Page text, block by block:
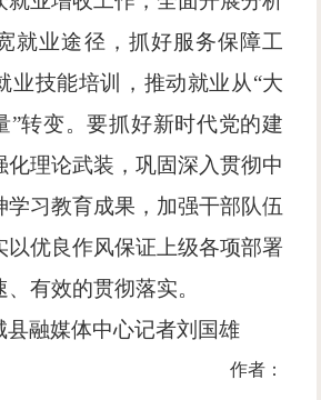
就业途径，抓好服务保障工
业技能培训，推动就业从“大
”转变。要抓好新时代党的建
化理论武装，巩固深入贯彻中
学习教育成果，加强干部队伍
以优良作风保证上级各项部署
有效的贯彻落实。
县融媒体中心记者刘国雄
作者：